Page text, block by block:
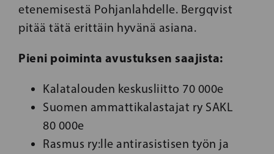
etenemisestä Pohjanlahdelle. Bergqvist
pitää tätä erittäin hyvänä asiana.
Pieni poiminta avustuksen saajista:
Kalatalouden keskusliitto 70 000e
Suomen ammattikalastajat ry SAKL
80 000e
Rasmus ry:lle antirasistisen työn ja